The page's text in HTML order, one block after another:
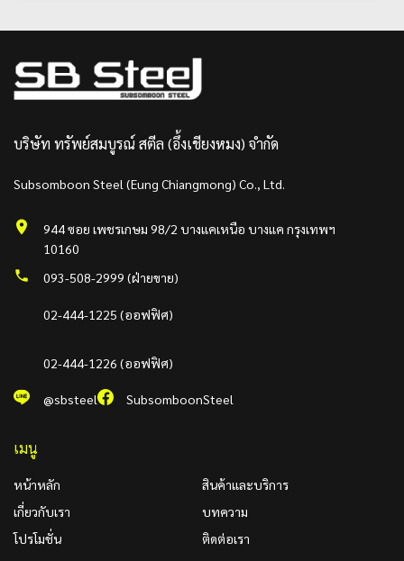
บริษัท ทรัพย์สมบูรณ์ สตีล (อึ้งเชียงหมง) จำกัด
Subsomboon Steel (Eung Chiangmong) Co., Ltd.
944 ซอย เพชรเกษม 98/2 บางแคเหนือ บางแค กรุงเทพฯ
10160
093-508-2999 (ฝ่ายขาย)
02-444-1225 (ออฟฟิศ)
02-444-1226 (ออฟฟิศ)
@sbsteel SubsomboonSteel
เมนู
หน้าหลัก
เกี่ยวกับเรา
โปรโมชั่น
สินค้าและบริการ
บทความ
ติดต่อเรา